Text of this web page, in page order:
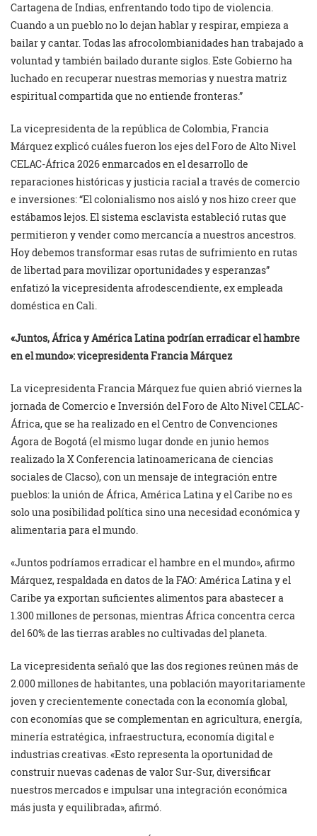
Cartagena de Indias, enfrentando todo tipo de violencia.
Cuando a un pueblo no lo dejan hablar y respirar, empieza a
bailar y cantar. Todas las afrocolombianidades han trabajado a
voluntad y también bailado durante siglos. Este Gobierno ha
luchado en recuperar nuestras memorias y nuestra matriz
espiritual compartida que no entiende fronteras.”
La vicepresidenta de la república de Colombia, Francia
Márquez explicó cuáles fueron los ejes del Foro de Alto Nivel
CELAC-África 2026 enmarcados en el desarrollo de
reparaciones históricas y justicia racial a través de comercio
e inversiones: “El colonialismo nos aisló y nos hizo creer que
estábamos lejos. El sistema esclavista estableció rutas que
permitieron y vender como mercancía a nuestros ancestros.
Hoy debemos transformar esas rutas de sufrimiento en rutas
de libertad para movilizar oportunidades y esperanzas”
enfatizó la vicepresidenta afrodescendiente, ex empleada
doméstica en Cali.
«Juntos, África y América Latina podrían erradicar el hambre
en el mundo»: vicepresidenta Francia Márquez
La vicepresidenta Francia Márquez fue quien abrió viernes la
jornada de Comercio e Inversión del Foro de Alto Nivel CELAC-
África, que se ha realizado en el Centro de Convenciones
Ágora de Bogotá (el mismo lugar donde en junio hemos
realizado la X Conferencia latinoamericana de ciencias
sociales de Clacso), con un mensaje de integración entre
pueblos: la unión de África, América Latina y el Caribe no es
solo una posibilidad política sino una necesidad económica y
alimentaria para el mundo.
«Juntos podríamos erradicar el hambre en el mundo», afirmo
Márquez, respaldada en datos de la FAO: América Latina y el
Caribe ya exportan suficientes alimentos para abastecer a
1.300 millones de personas, mientras África concentra cerca
del 60% de las tierras arables no cultivadas del planeta.
La vicepresidenta señaló que las dos regiones reúnen más de
2.000 millones de habitantes, una población mayoritariamente
joven y crecientemente conectada con la economía global,
con economías que se complementan en agricultura, energía,
minería estratégica, infraestructura, economía digital e
industrias creativas. «Esto representa la oportunidad de
construir nuevas cadenas de valor Sur-Sur, diversificar
nuestros mercados e impulsar una integración económica
más justa y equilibrada», afirmó.